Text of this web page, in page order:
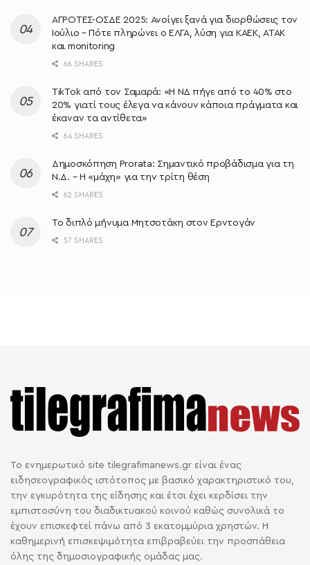
ΑΓΡΟΤΕΣ-ΟΣΔΕ 2025: Ανοίγει ξανά για διορθώσεις τον
Ιούλιο – Πότε πληρώνει ο ΕΛΓΑ, λύση για ΚΑΕΚ, ΑΤΑΚ
και monitoring
66 SHARES
TikTok από τον Σαμαρά: «Η ΝΔ πήγε από το 40% στο
20% γιατί τους έλεγα να κάνουν κάποια πράγματα και
έκαναν τα αντίθετα»
64 SHARES
Δημοσκόπηση Prorata: Σημαντικό προβάδισμα για τη
Ν.Δ. – Η «μάχη» για την τρίτη θέση
62 SHARES
Το διπλό μήνυμα Μητσοτάκη στον Ερντογάν
57 SHARES
Το ενημερωτικό site tilegrafimanews.gr είναι ένας
ειδησεογραφικός ιστότοπος με βασικό χαρακτηριστικό του,
την εγκυρότητα της είδησης και έτσι έχει κερδίσει την
εμπιστοσύνη του διαδικτυακού κοινού καθώς συνολικά το
έχουν επισκεφτεί πάνω από 3 εκατομμύρια χρηστών. Η
καθημερινή επισκεψιμότητα επιβραβεύει την προσπάθεια
όλης της δημοσιογραφικής ομάδας μας.